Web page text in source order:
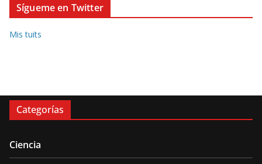
Sígueme en Twitter
Mis tuits
Categorías
Ciencia